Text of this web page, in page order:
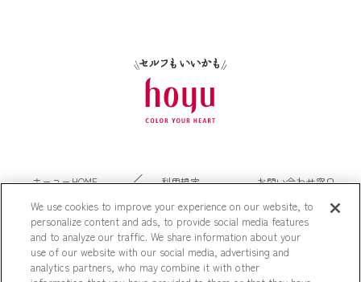
ホーユーHOME 利用規定
お問い合わせ窓口
We use cookies to improve your experience on our website, to
personalize content and ads, to provide social media features
and to analyze our traffic. We share information about your
use of our website with our social media, advertising and
analytics partners, who may combine it with other